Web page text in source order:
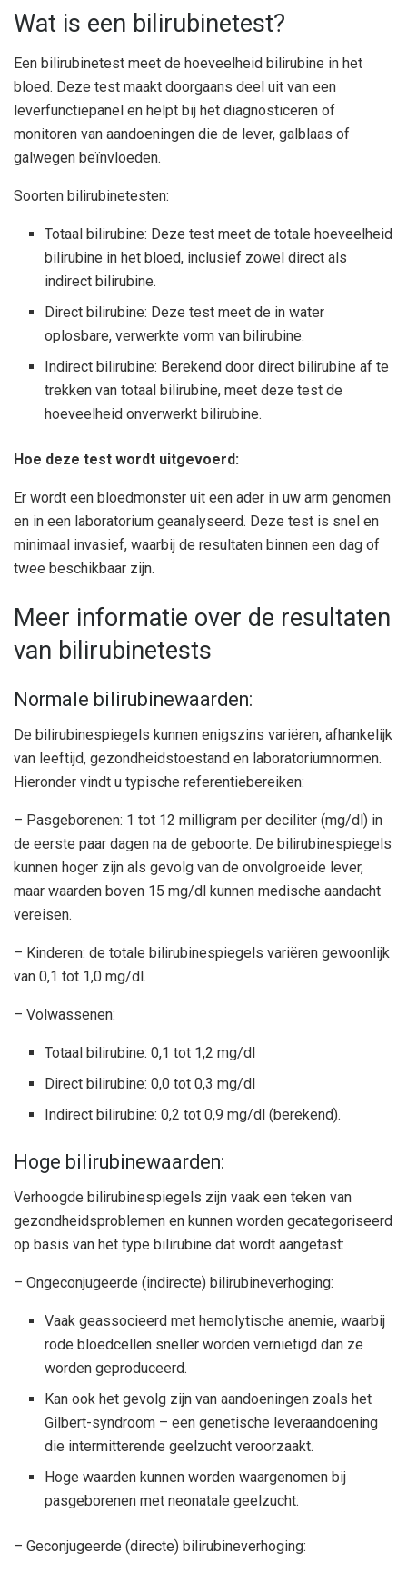
Wat is een bilirubinetest?
Een bilirubinetest meet de hoeveelheid bilirubine in het
bloed. Deze test maakt doorgaans deel uit van een
leverfunctiepanel en helpt bij het diagnosticeren of
monitoren van aandoeningen die de lever, galblaas of
galwegen beïnvloeden.
Soorten bilirubinetesten:
Totaal bilirubine: Deze test meet de totale hoeveelheid
bilirubine in het bloed, inclusief zowel direct als
indirect bilirubine.
Direct bilirubine: Deze test meet de in water
oplosbare, verwerkte vorm van bilirubine.
Indirect bilirubine: Berekend door direct bilirubine af te
trekken van totaal bilirubine, meet deze test de
hoeveelheid onverwerkt bilirubine.
Hoe deze test wordt uitgevoerd:
Er wordt een bloedmonster uit een ader in uw arm genomen
en in een laboratorium geanalyseerd. Deze test is snel en
minimaal invasief, waarbij de resultaten binnen een dag of
twee beschikbaar zijn.
Meer informatie over de resultaten
van bilirubinetests
Normale bilirubinewaarden:
De bilirubinespiegels kunnen enigszins variëren, afhankelijk
van leeftijd, gezondheidstoestand en laboratoriumnormen.
Hieronder vindt u typische referentiebereiken:
– Pasgeborenen: 1 tot 12 milligram per deciliter (mg/dl) in
de eerste paar dagen na de geboorte. De bilirubinespiegels
kunnen hoger zijn als gevolg van de onvolgroeide lever,
maar waarden boven 15 mg/dl kunnen medische aandacht
vereisen.
– Kinderen: de totale bilirubinespiegels variëren gewoonlijk
van 0,1 tot 1,0 mg/dl.
– Volwassenen:
Totaal bilirubine: 0,1 tot 1,2 mg/dl
Direct bilirubine: 0,0 tot 0,3 mg/dl
Indirect bilirubine: 0,2 tot 0,9 mg/dl (berekend).
Hoge bilirubinewaarden:
Verhoogde bilirubinespiegels zijn vaak een teken van
gezondheidsproblemen en kunnen worden gecategoriseerd
op basis van het type bilirubine dat wordt aangetast:
– Ongeconjugeerde (indirecte) bilirubineverhoging:
Vaak geassocieerd met hemolytische anemie, waarbij
rode bloedcellen sneller worden vernietigd dan ze
worden geproduceerd.
Kan ook het gevolg zijn van aandoeningen zoals het
Gilbert-syndroom – een genetische leveraandoening
die intermitterende geelzucht veroorzaakt.
Hoge waarden kunnen worden waargenomen bij
pasgeborenen met neonatale geelzucht.
– Geconjugeerde (directe) bilirubineverhoging: